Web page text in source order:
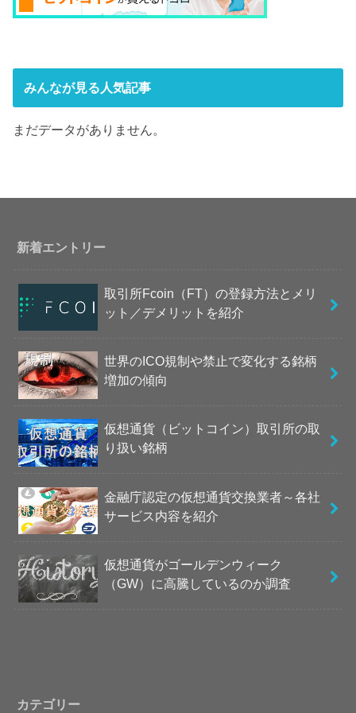
みんなが見る人気記事
まだデータがありません。
新着エントリー
取引所Fcoin（FT）の登録方法とメリ
ット／デメリットを紹介
世界のICO規制や禁止で変化する銘柄
増加の傾向
仮想通貨（ビットコイン）取引所の取
り扱い銘柄
金融庁認定の仮想通貨交換業者～各社
サービス内容を紹介
仮想通貨がゴールデンウィーク
（GW）に高騰しているのか調査
カテゴリー